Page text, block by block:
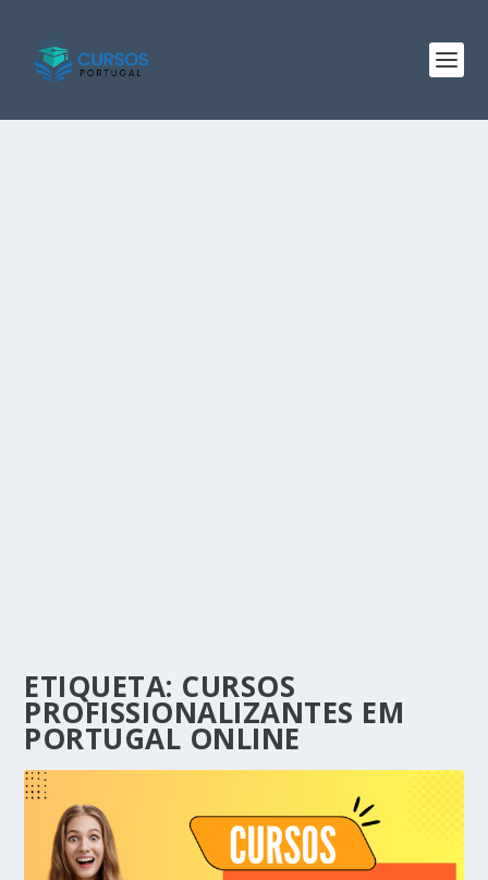
ETIQUETA: CURSOS
PROFISSIONALIZANTES EM
PORTUGAL ONLINE